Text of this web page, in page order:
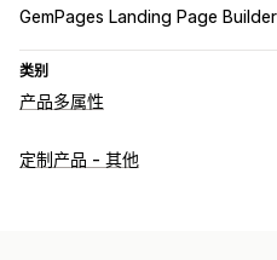
GemPages Landing Page Builder
类别
产品多属性
自定义
定制产品 - 其他